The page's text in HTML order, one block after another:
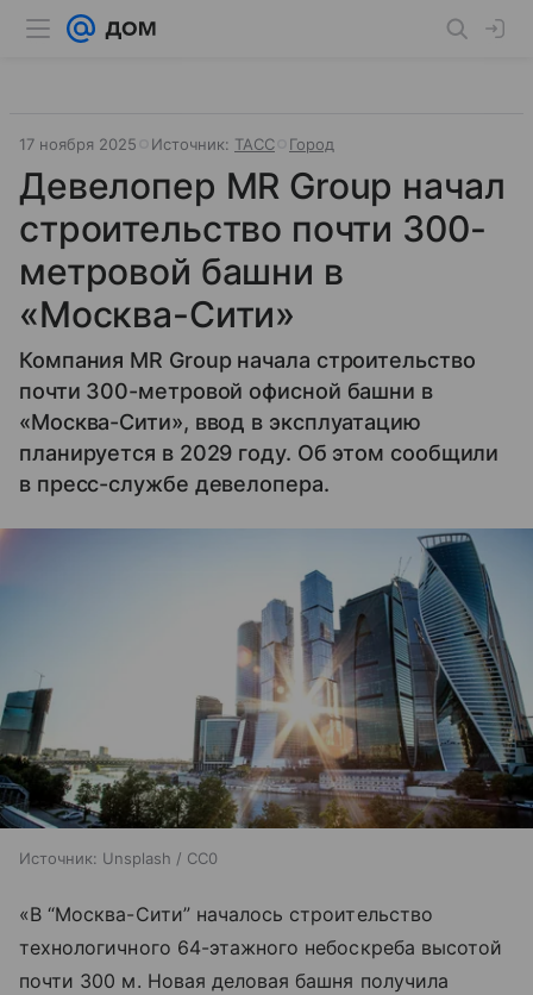
17 ноября 2025 Источник: ТАСС Город
Девелопер MR Group начал
строительство почти 300-
метровой башни в
«Москва-Сити»
Компания MR Group начала строительство
почти 300-метровой офисной башни в
«Москва-Сити», ввод в эксплуатацию
планируется в 2029 году. Об этом сообщили
в пресс-службе девелопера.
Источник: Unsplash / CC0
«В “Москва-Сити” началось строительство
технологичного 64-этажного небоскреба высотой
почти 300 м. Новая деловая башня получила